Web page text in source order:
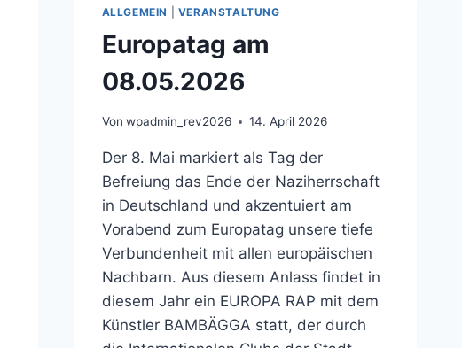
MIT
STADTENTWICKLUNGSFRAGEN.
ALLGEMEIN VERANSTALTUNG
Europatag am
08.05.2026
Von wpadmin_rev2026 14. April 2026
Der 8. Mai markiert als Tag der
Befreiung das Ende der Naziherrschaft
in Deutschland und akzentuiert am
Vorabend zum Europatag unsere tiefe
Verbundenheit mit allen europäischen
Nachbarn. Aus diesem Anlass findet in
diesem Jahr ein EUROPA RAP mit dem
Künstler BAMBÄGGA statt, der durch